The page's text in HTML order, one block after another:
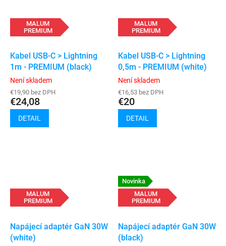
MALUM
PREMIUM
Kabel USB-C > Lightning
1m - PREMIUM (black)
Není skladem
€19,90 bez DPH
€24,08
DETAIL
MALUM
PREMIUM
Kabel USB-C > Lightning
0,5m - PREMIUM (white)
Není skladem
€16,53 bez DPH
€20
DETAIL
MALUM
PREMIUM
Napájecí adaptér GaN 30W
(white)
Novinka
MALUM
PREMIUM
Napájecí adaptér GaN 30W
(black)